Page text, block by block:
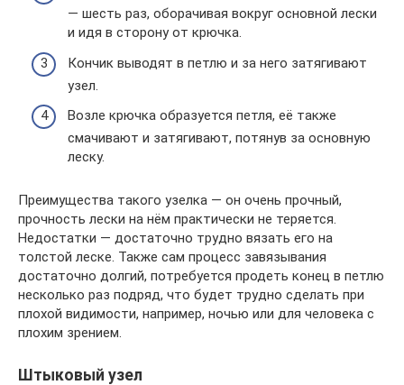
— шесть раз, оборачивая вокруг основной лески
и идя в сторону от крючка.
Кончик выводят в петлю и за него затягивают
узел.
Возле крючка образуется петля, её также
смачивают и затягивают, потянув за основную
леску.
Преимущества такого узелка — он очень прочный,
прочность лески на нём практически не теряется.
Недостатки — достаточно трудно вязать его на
толстой леске. Также сам процесс завязывания
достаточно долгий, потребуется продеть конец в петлю
несколько раз подряд, что будет трудно сделать при
плохой видимости, например, ночью или для человека с
плохим зрением.
Штыковый узел